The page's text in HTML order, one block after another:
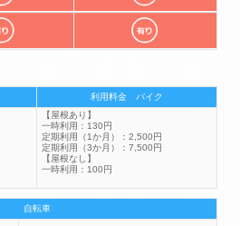
利用料金 バイク
【屋根あり】
一時利用：130円
定期利用（1か月）：2,500円
定期利用（3か月）：7,500円
【屋根なし】
一時利用：100円
自転車